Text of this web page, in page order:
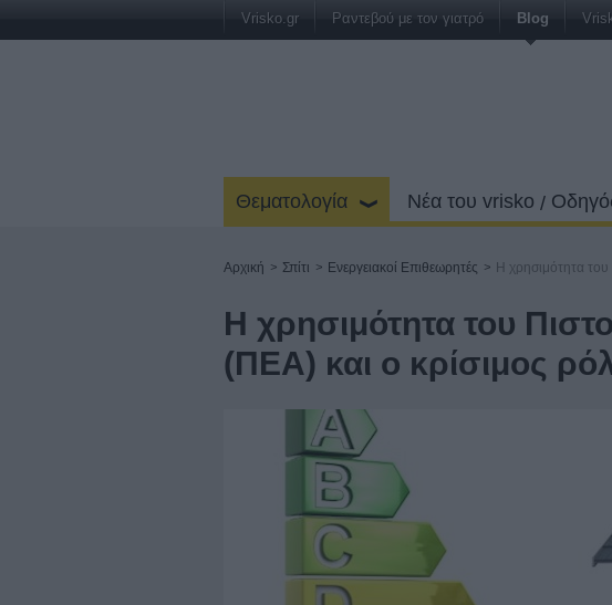
Vrisko.gr Ραντεβού με τον γιατρό Blog
Θεματολογία Νέα του vrisko /
Αρχική > Σπίτι > Ενεργειακοί Επιθεωρητές > H χρησιμότητα
H χρησιμότητα του
(ΠΕΑ) και ο κρίσιμος